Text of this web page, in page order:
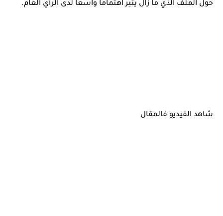
حول الملف الذي ما زال يثير اهتماماً واسعاً لدى الرأي العام.
شاهد الفيديو فالمقال